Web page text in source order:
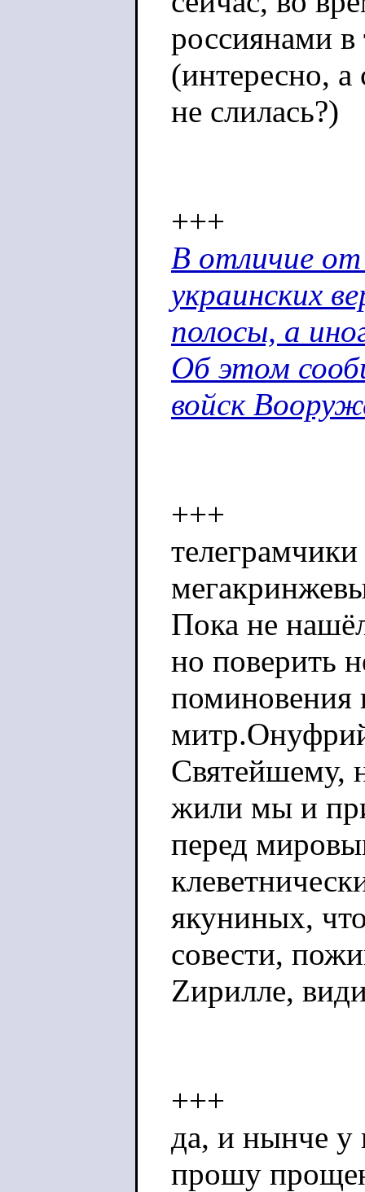
россиянами
(интересно,
не слилась?)
+++
В отличие от
украинских
полосы, а
Об этом
войск
+++
Пока не
но поверить
поминовения
Святейшему,
жили мы и
перед
якуниных,
совести,
Zирилле,
+++
да, и нынче у
прошу